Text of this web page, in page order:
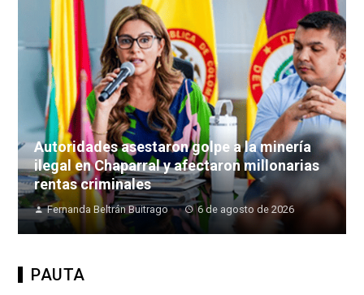
Autoridades asestaron golpe a la minería
ilegal en Chaparral y afectaron millonarias
rentas criminales
Fernanda Beltrán Buitrago 6 de agosto de 2026
PAUTA